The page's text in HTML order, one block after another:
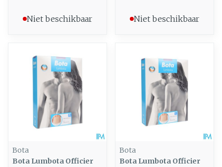
Niet beschikbaar Niet beschikbaar
Bota
Bota Lumbota Officier
Bota
Bota Lumbota Officier